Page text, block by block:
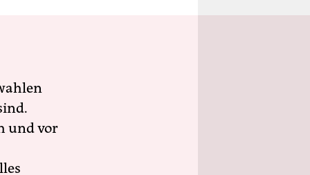
und vor